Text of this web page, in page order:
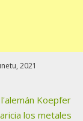
2021
Koepfer
los metales